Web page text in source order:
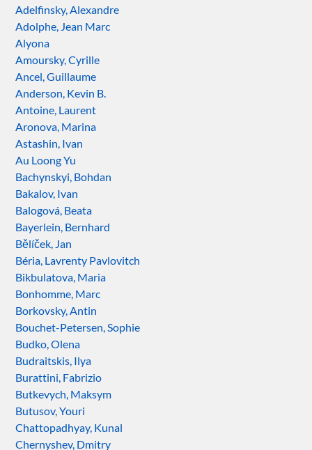
Adelfinsky, Alexandre
Adolphe, Jean Marc
Alyona
Amoursky, Cyrille
Ancel, Guillaume
Anderson, Kevin B.
Antoine, Laurent
Aronova, Marina
Astashin, Ivan
Au Loong Yu
Bachynskyi, Bohdan
Bakalov, Ivan
Balogová, Beata
Bayerlein, Bernhard
Bělíček, Jan
Béria, Lavrenty Pavlovitch
Bikbulatova, Maria
Bonhomme, Marc
Borkovsky, Antin
Bouchet-Petersen, Sophie
Budko, Olena
Budraitskis, Ilya
Burattini, Fabrizio
Butkevych, Maksym
Butusov, Youri
Chattopadhyay, Kunal
Chernyshev, Dmitry